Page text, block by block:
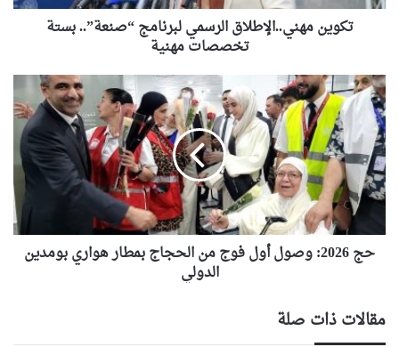
تكوين مهني..الإطلاق الرسمي لبرنامج “صنعة”.. بستة
تخصصات مهنية
حج
2026:
وصول
أول
فوج
من
الحجاج
هواري
بومدين
الدولي
حج 2026: وصول أول فوج من الحجاج بمطار هواري بومدين
الدولي
مقالات ذات صلة